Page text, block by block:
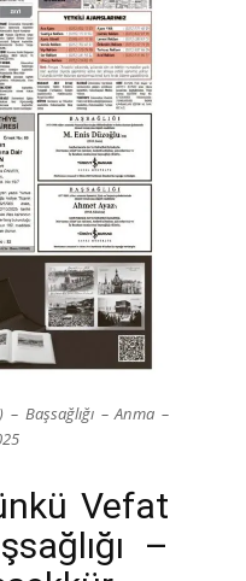
Başsağlığı – Anma –
Vefat
–